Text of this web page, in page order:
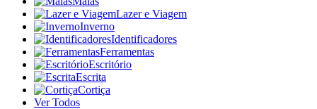
Lazer e Viagem
Inverno
Identificadores
Ferramentas
Escritório
Escrita
Cortiça
Ver Todos